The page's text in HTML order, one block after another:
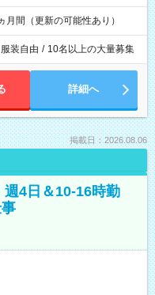
間（更新の可能性あり）
服装自由 / 10名以上の大量募集
詳細へ
掲載日：2026.08.06
4日＆10-16時勤